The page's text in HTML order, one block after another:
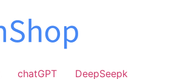
chatGPT
DeepSeepk